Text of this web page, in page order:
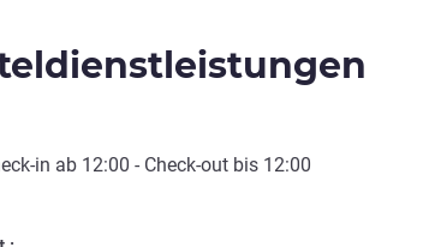
in ab 12:00 - Check-out bis 12:00